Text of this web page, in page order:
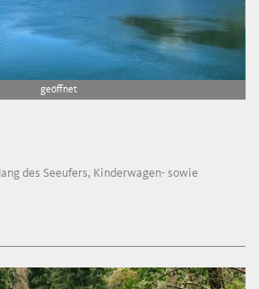
geöffnet
des Seeufers, Kinderwagen- sowie